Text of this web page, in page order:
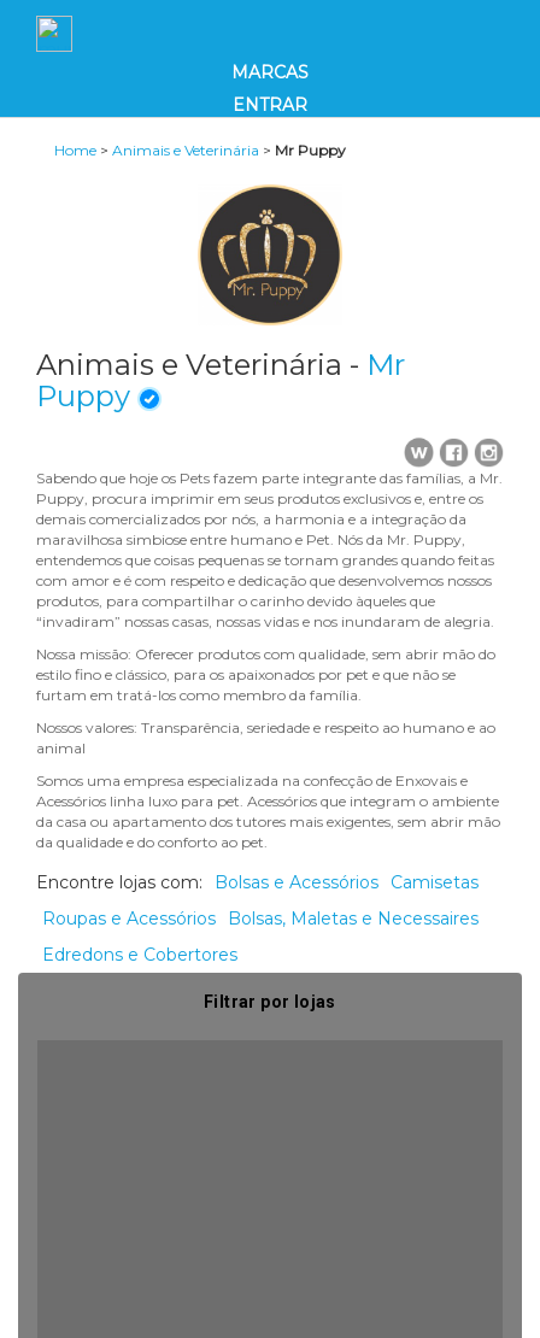
MARCAS
ENTRAR
Home > Animais e Veterinária > Mr Puppy
Animais e Veterinária - Mr
Puppy
Sabendo que hoje os Pets fazem parte integrante das famílias, a Mr.
Puppy, procura imprimir em seus produtos exclusivos e, entre os
demais comercializados por nós, a harmonia e a integração da
maravilhosa simbiose entre humano e Pet. Nós da Mr. Puppy,
entendemos que coisas pequenas se tornam grandes quando feitas
com amor e é com respeito e dedicação que desenvolvemos nossos
produtos, para compartilhar o carinho devido àqueles que
“invadiram” nossas casas, nossas vidas e nos inundaram de alegria.
Nossa missão: Oferecer produtos com qualidade, sem abrir mão do
estilo fino e clássico, para os apaixonados por pet e que não se
furtam em tratá-los como membro da família.
Nossos valores: Transparência, seriedade e respeito ao humano e ao
animal
Somos uma empresa especializada na confecção de Enxovais e
Acessórios linha luxo para pet. Acessórios que integram o ambiente
da casa ou apartamento dos tutores mais exigentes, sem abrir mão
da qualidade e do conforto ao pet.
Encontre lojas com: Bolsas e Acessórios
Camisetas
Roupas e Acessórios
Bolsas, Maletas e Necessaires
Edredons e Cobertores